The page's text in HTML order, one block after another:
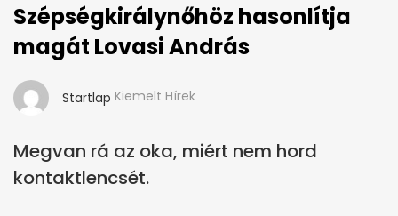
Szépségkirálynőhöz hasonlítja
magát Lovasi András
Startlap Kiemelt Hírek
Megvan rá az oka, miért nem hord
kontaktlencsét.